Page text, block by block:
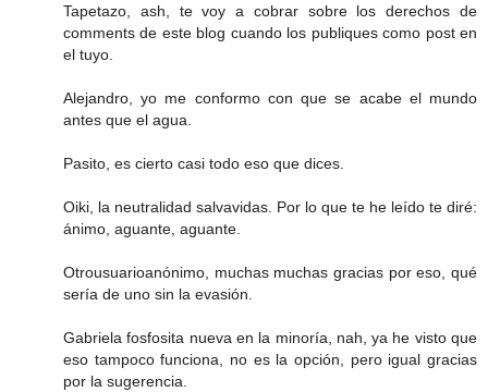
Tapetazo, ash, te voy a cobrar sobre los derechos de
comments de este blog cuando los publiques como post en
el tuyo.
Alejandro, yo me conformo con que se acabe el mundo
antes que el agua.
Pasito, es cierto casi todo eso que dices.
Oiki, la neutralidad salvavidas. Por lo que te he leído te diré:
ánimo, aguante, aguante.
Otrousuarioanónimo, muchas muchas gracias por eso, qué
sería de uno sin la evasión.
Gabriela fosfosita nueva en la minoría, nah, ya he visto que
eso tampoco funciona, no es la opción, pero igual gracias
por la sugerencia.